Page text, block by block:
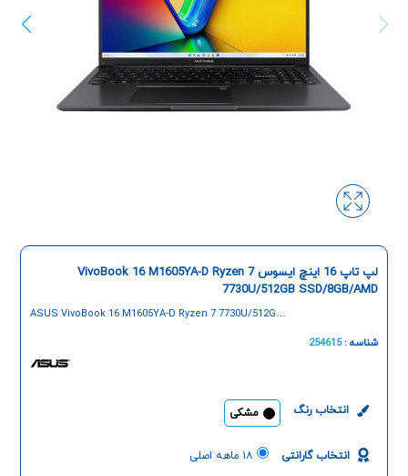
لپ تاپ 16 اینچ ایسوس VivoBook 16 M1605YA-D Ryzen 7
7730U/512GB SSD/8GB/AMD
ASUS VivoBook 16 M1605YA-D Ryzen 7 7730U/512GB
شناسه :254615
انتخاب رنگ مشکی
انتخاب گارانتی ۱۸ ماهه اصلی